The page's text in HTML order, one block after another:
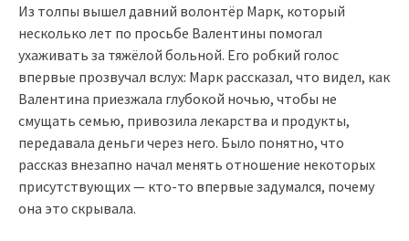
Из толпы вышел давний волонтёр Марк, который
несколько лет по просьбе Валентины помогал
ухаживать за тяжёлой больной. Его робкий голос
впервые прозвучал вслух: Марк рассказал, что видел, как
Валентина приезжала глубокой ночью, чтобы не
смущать семью, привозила лекарства и продукты,
передавала деньги через него. Было понятно, что
рассказ внезапно начал менять отношение некоторых
присутствующих — кто-то впервые задумался, почему
она это скрывала.